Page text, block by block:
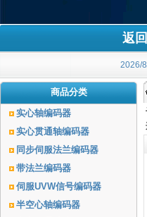
返
2026/
商品分类
实心轴编码器
实心贯通轴编码器
同步伺服法兰编码器
带法兰编码器
伺服UVW信号编码器
半空心轴编码器